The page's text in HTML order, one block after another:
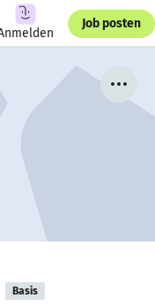
Job posten
Basis